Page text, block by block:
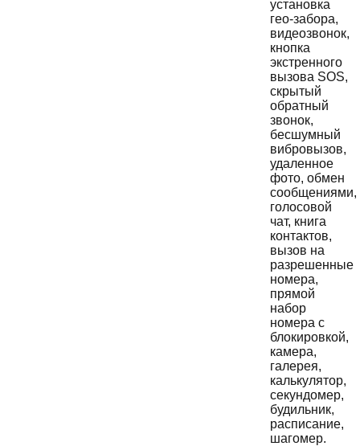
установка
гео-забора,
видеозвонок,
кнопка
экстренного
вызова SOS,
скрытый
обратный
звонок,
бесшумный
вибровызов,
удаленное
фото, обмен
сообщениями,
голосовой
чат, книга
контактов,
вызов на
разрешенные
номера,
прямой
набор
номера с
блокировкой,
камера,
галерея,
калькулятор,
секундомер,
будильник,
расписание,
шагомер.